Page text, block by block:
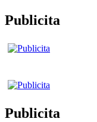
Publicita
Publicita